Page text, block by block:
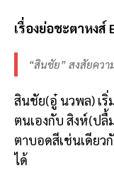
เรื่องย่อชะตาหงส์
“สินชัย” สงสัยคว
สินชัย(อู๋ นวพล) เริ่
ตนเองกับ สิงห์(ปลื้
ตาบอดสีเช่นเดียว
ได้